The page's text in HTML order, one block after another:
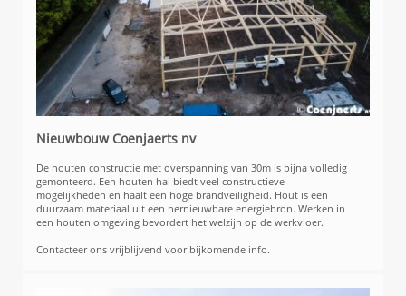
Nieuwbouw Coenjaerts nv
De houten constructie met overspanning van 30m is bijna volledig
gemonteerd. Een houten hal biedt veel constructieve
mogelijkheden en haalt een hoge brandveiligheid. Hout is een
duurzaam materiaal uit een hernieuwbare energiebron. Werken in
een houten omgeving bevordert het welzijn op de werkvloer.
Contacteer ons vrijblijvend voor bijkomende info.